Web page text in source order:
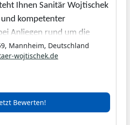
Ihnen Sanitär Wojtischek
kompetenter
Anliegen rund um die
zur Seite. Durch
haben wir uns als
Josef Wojtischeck
Aufträge termintreu, mit
Mannheim, Deutschland
wojtischek.de
Bewerten!